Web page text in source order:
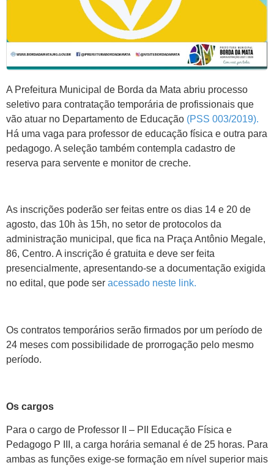
A Prefeitura Municipal de Borda da Mata abriu processo
seletivo para contratação temporária de profissionais que
vão atuar no Departamento de Educação (PSS 003/2019).
Há uma vaga para professor de educação física e outra para
pedagogo. A seleção também contempla cadastro de
reserva para servente e monitor de creche.
As inscrições poderão ser feitas entre os dias 14 e 20 de
agosto, das 10h às 15h, no setor de protocolos da
administração municipal, que fica na Praça Antônio Megale,
86, Centro. A inscrição é gratuita e deve ser feita
presencialmente, apresentando-se a documentação exigida
no edital, que pode ser acessado neste link.
Os contratos temporários serão firmados por um período de
24 meses com possibilidade de prorrogação pelo mesmo
período.
Os cargos
Para o cargo de Professor II – PII Educação Física e
Pedagogo P III, a carga horária semanal é de 25 horas. Para
ambas as funções exige-se formação em nível superior mais